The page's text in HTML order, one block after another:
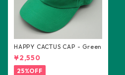
HAPPY CACTUS CAP - Green
¥2,550
25%OFF